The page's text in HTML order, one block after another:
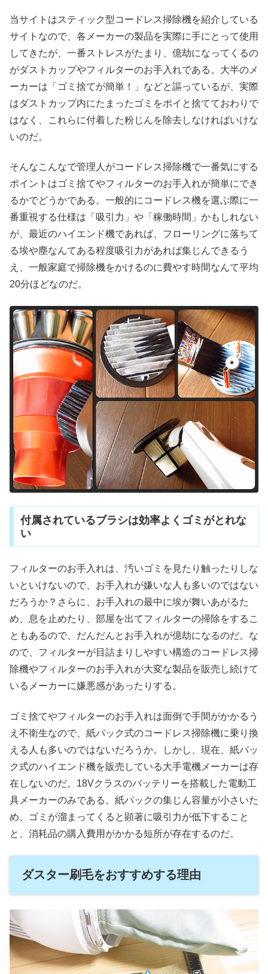
当サイトはスティック型コードレス掃除機を紹介している
サイトなので、各メーカーの製品を実際に手にとって使用
してきたが、一番ストレスがたまり、億劫になってくるの
がダストカップやフィルターのお手入れである。大半のメ
ーカーは「ゴミ捨てが簡単！」などと謳っているが、実際
はダストカップ内にたまったゴミをポイと捨てておわりで
はなく、これらに付着した粉じんを除去しなければいけな
いのだ。
そんなこんなで管理人がコードレス掃除機で一番気にする
ポイントはゴミ捨てやフィルターのお手入れが簡単にでき
るかでどうかである。一般的にコードレス機を選ぶ際に一
番重視する仕様は「吸引力」や「稼働時間」かもしれない
が、最近のハイエンド機であれば、フローリングに落ちて
る埃や塵なんてある程度吸引力があれば集じんできるう
え、一般家庭で掃除機をかけるのに費やす時間なんて平均
20分ほどなのだ。
付属されているブラシは効率よくゴミがとれな
い
フィルターのお手入れは、汚いゴミを見たり触ったりしな
いといけないので、お手入れが嫌いな人も多いのではない
だろうか？さらに、お手入れの最中に埃が舞いあがるた
め、息を止めたり、部屋を出てフィルターの掃除をするこ
ともあるので、だんだんとお手入れが億劫になるのだ。な
ので、フィルターが目詰まりしやすい構造のコードレス掃
除機やフィルターのお手入れが大変な製品を販売し続けて
いるメーカーに嫌悪感があったりする。
ゴミ捨てやフィルターのお手入れは面倒で手間がかかるう
え不衛生なので、紙パック式のコードレス掃除機に乗り換
える人も多いのではないだろうか。しかし、現在、紙パッ
ク式のハイエンド機を販売している大手電機メーカーは存
在しないのだ。18Vクラスのバッテリーを搭載した電動工
具メーカーのみである。紙パックの集じん容量が小さいた
め、ゴミが溜まってくると顕著に吸引力が低下すること
と、消耗品の購入費用がかかる短所が存在するのだ。
ダスター刷毛をおすすめする理由